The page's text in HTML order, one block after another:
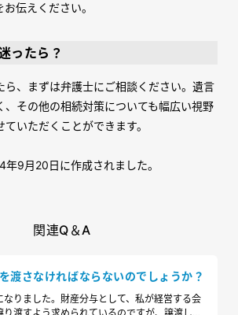
伝えください。
ったら？
ら、まずは弁護士にご相談ください。遺言
、その他の相続対策についても幅広い視野
いただくことができます。
9月20日に作成されました。
関連Q＆A
渡さなければならないのでしょうか？
なりました。財産分与として、私が経営する会